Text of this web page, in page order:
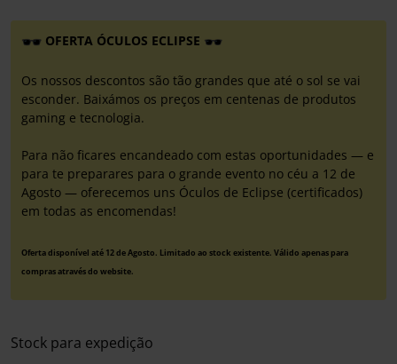
OFERTA ÓCULOS ECLIPSE
Os nossos descontos são tão grandes que até o sol se vai
esconder. Baixámos os preços em centenas de produtos
gaming e tecnologia.
Para não ficares encandeado com estas oportunidades — e
para te preparares para o grande evento no céu a 12 de
Agosto — oferecemos uns Óculos de Eclipse (certificados)
em todas as encomendas!
Oferta disponível até 12 de Agosto. Limitado ao stock existente. Válido apenas para
compras através do website.
Stock para expedição